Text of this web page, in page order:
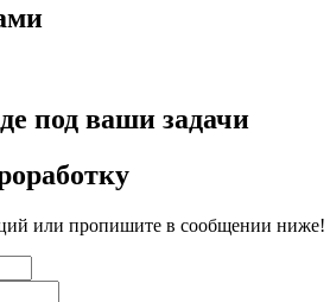
под ваши задачи
или пропишите в сообщении ниже!